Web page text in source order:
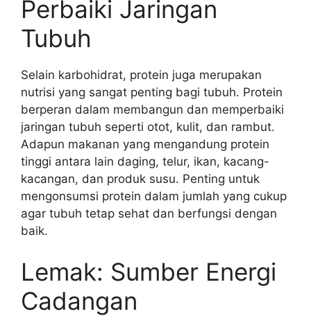
Perbaiki Jaringan
Tubuh
Selain karbohidrat, protein juga merupakan
nutrisi yang sangat penting bagi tubuh. Protein
berperan dalam membangun dan memperbaiki
jaringan tubuh seperti otot, kulit, dan rambut.
Adapun makanan yang mengandung protein
tinggi antara lain daging, telur, ikan, kacang-
kacangan, dan produk susu. Penting untuk
mengonsumsi protein dalam jumlah yang cukup
agar tubuh tetap sehat dan berfungsi dengan
baik.
Lemak: Sumber Energi
Cadangan